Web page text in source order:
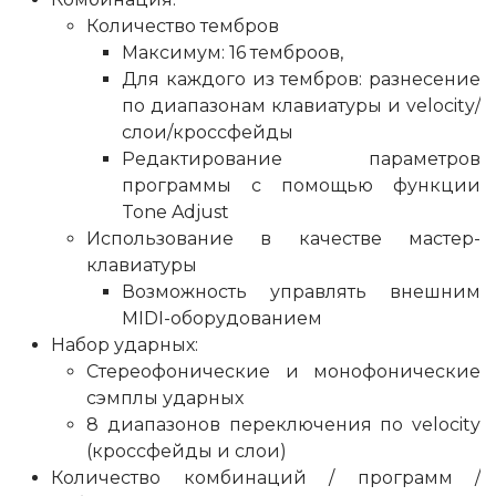
Количество тембров
Максимум: 16 темброов,
Для каждого из тембров: разнесение
по диапазонам клавиатуры и velocity/
слои/кроссфейды
Редактирование параметров
программы с помощью функции
Tone Adjust
Использование в качестве мастер-
клавиатуры
Возможность управлять внешним
MIDI-оборудованием
Набор ударных:
Стереофонические и монофонические
сэмплы ударных
8 диапазонов переключения по velocity
(кроссфейды и слои)
Количество комбинаций / программ /